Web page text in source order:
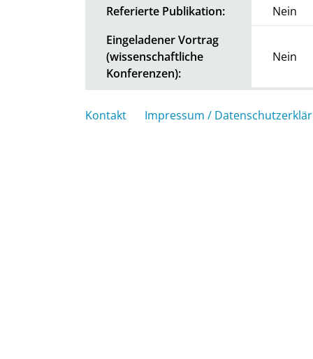
Referierte Publikation:
Nein
Eingeladener Vortrag
(wissenschaftliche
Konferenzen):
Nein
Kontakt Impressum /